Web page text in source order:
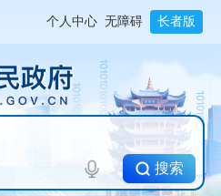
个人中心 无障碍 长者版
搜索